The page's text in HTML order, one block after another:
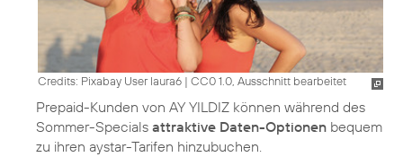
Credits: Pixabay User laura6 | CC0 1.0, Ausschnitt bearbeitet
Prepaid-Kunden von AY YILDIZ können während des
Sommer-Specials attraktive Daten-Optionen bequem
zu ihren aystar-Tarifen hinzubuchen.